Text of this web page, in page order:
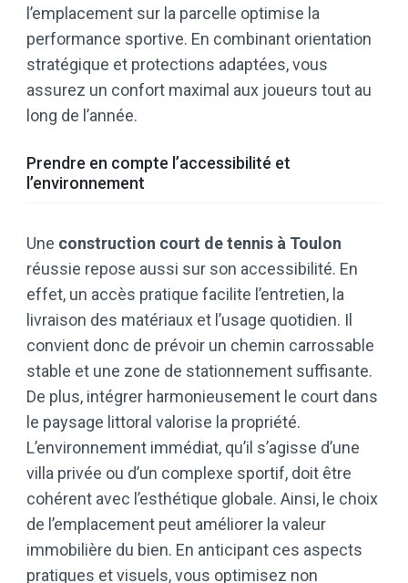
l’emplacement sur la parcelle optimise la
performance sportive. En combinant orientation
stratégique et protections adaptées, vous
assurez un confort maximal aux joueurs tout au
long de l’année.
Prendre en compte l’accessibilité et
l’environnement
Une construction court de tennis à Toulon
réussie repose aussi sur son accessibilité. En
effet, un accès pratique facilite l’entretien, la
livraison des matériaux et l’usage quotidien. Il
convient donc de prévoir un chemin carrossable
stable et une zone de stationnement suffisante.
De plus, intégrer harmonieusement le court dans
le paysage littoral valorise la propriété.
L’environnement immédiat, qu’il s’agisse d’une
villa privée ou d’un complexe sportif, doit être
cohérent avec l’esthétique globale. Ainsi, le choix
de l’emplacement peut améliorer la valeur
immobilière du bien. En anticipant ces aspects
pratiques et visuels, vous optimisez non